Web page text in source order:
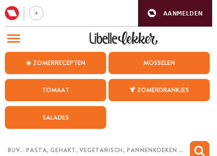
AANMELDEN
☀️ ZOMERRECEPTEN MOSSELEN
TOMAAT 🍹 ZOMERDRANKJES
SALADES
BEZOEK ONZE ANDERE WEBSITES
WEEKMENU
CHAT MET MAIA